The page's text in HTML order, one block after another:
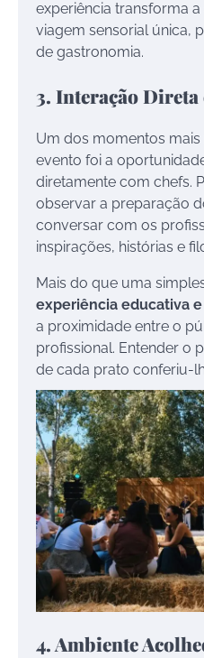
experiência transforma
viagem sensorial única,
de gastronomia.
3. Interação Direta
Um dos momentos
evento foi a
diretamente com chefs.
observar a preparação
conversar com os
inspirações, histórias e
Mais do que uma
experiência educativa
a proximidade entre o
profissional. Entender o
de cada prato conferiu-
4. Ambiente